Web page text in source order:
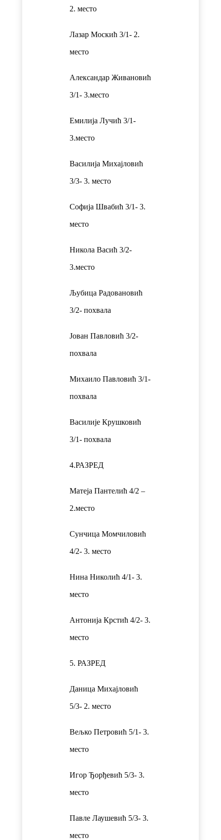
2. место
Лазар Москић 3/1- 2.
место
Александар Живановић
3/1- 3.место
Емилија Лучић 3/1-
3.место
Василија Михајловић
3/3- 3. место
Софија Швабић 3/1- 3.
место
Никола Васић 3/2-
3.место
Љубица Радовановић
3/2- похвала
Јован Павловић 3/2-
похвала
Михаило Павловић 3/1-
похвала
Василије Крушковић
3/1- похвала
4.РАЗРЕД
Матеја Пантелић 4/2 –
2.место
Сунчица Момчиловић
4/2- 3. место
Нина Николић 4/1- 3.
место
Антонија Крстић 4/2- 3.
место
5. РАЗРЕД
Даница Михајловић
5/3- 2. место
Вељко Петровић 5/1- 3.
место
Игор Ђорђевић 5/3- 3.
место
Павле Лаушевић 5/3- 3.
место